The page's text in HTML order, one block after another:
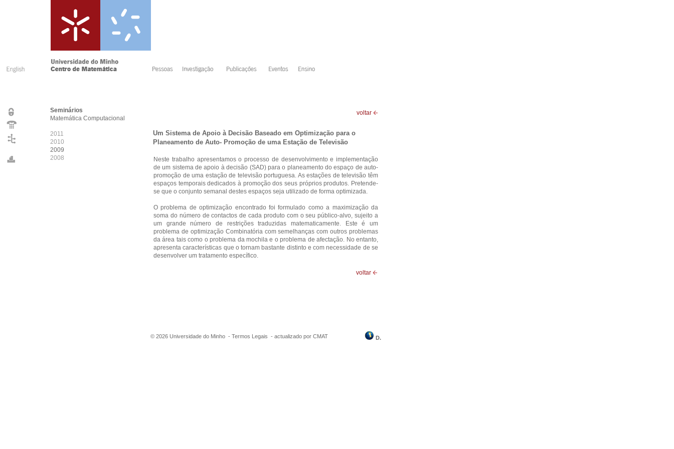
Seminários
Matemática Computacional
2011
2010
2009
2008
voltar
Um Sistema de Apoio à Decisão Baseado em Optimização para o
Planeamento de Auto- Promoção de uma Estação de Televisão
Neste trabalho apresentamos o processo de desenvolvimento e implementação
de um sistema de apoio à decisão (SAD) para o planeamento do espaço de auto-
promoção de uma estação de televisão portuguesa. As estações de televisão têm
espaços temporais dedicados à promoção dos seus próprios produtos. Pretende-
se que o conjunto semanal destes espaços seja utilizado de forma optimizada.
O problema de optimização encontrado foi formulado como a maximização da
soma do número de contactos de cada produto com o seu público-alvo, sujeito a
um grande número de restrições traduzidas matematicamente. Este é um
problema de optimização Combinatória com semelhanças com outros problemas
da área tais como o problema da mochila e o problema de afectação. No entanto,
apresenta características que o tornam bastante distinto e com necessidade de se
desenvolver um tratamento específico.
voltar
© 2026 Universidade do Minho - Termos Legais - actualizado por CMAT D.